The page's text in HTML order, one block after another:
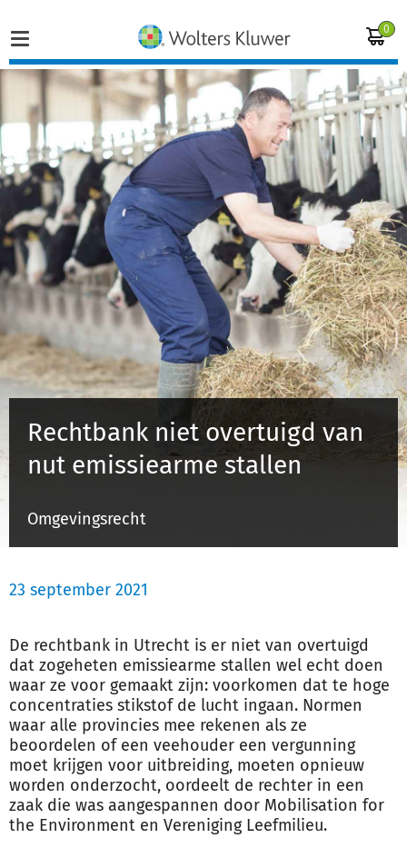
0
Home
Vakgebieden
Actueel
Producten
Opleidingen
Juridisch advies
Inloggen
Rechtbank niet overtuigd van
nut emissiearme stallen
Omgevingsrecht
23 september 2021
De rechtbank in Utrecht is er niet van overtuigd
dat zogeheten emissiearme stallen wel echt doen
waar ze voor gemaakt zijn: voorkomen dat te hoge
concentraties stikstof de lucht ingaan. Normen
waar alle provincies mee rekenen als ze
beoordelen of een veehouder een vergunning
moet krijgen voor uitbreiding, moeten opnieuw
worden onderzocht, oordeelt de rechter in een
zaak die was aangespannen door Mobilisation for
the Environment en Vereniging Leefmilieu.